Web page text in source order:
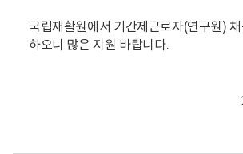
국립재활원에서 기간제근로자(연구원) 채
하오니 많은 지원 바랍니다.